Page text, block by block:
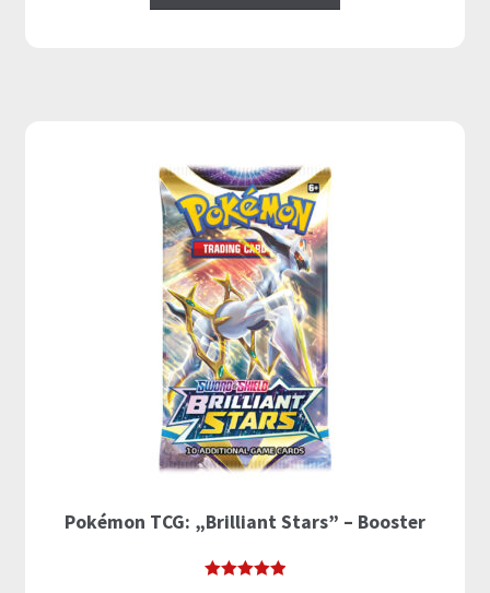
Pokémon TCG: „Brilliant Stars” – Booster